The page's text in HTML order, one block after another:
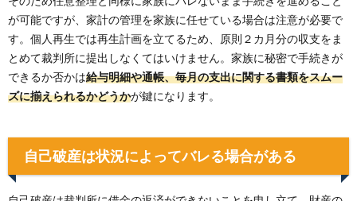
が可能ですが、家計の管理を家族に任せている場合は注意が必要で
す。個人再生では再生計画を立てるため、原則２カ月分の収支をま
とめて裁判所に提出しなくてはいけません。家族に秘密で手続きが
できるか否かは給与明細や通帳、毎月の支出に関する書類をスムー
ズに揃えられるかどうかが鍵になります。
自己破産は状況によってバレる場合がある